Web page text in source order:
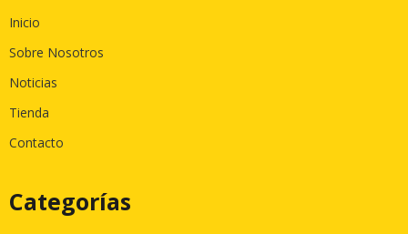
Inicio
Sobre Nosotros
Noticias
Tienda
Contacto
Categorías